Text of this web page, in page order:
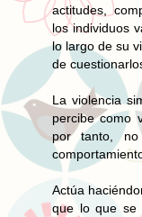
actitudes,
los individuos
lo largo de su
de
La violencia
percibe como
por tanto,
Actúa
que lo que se